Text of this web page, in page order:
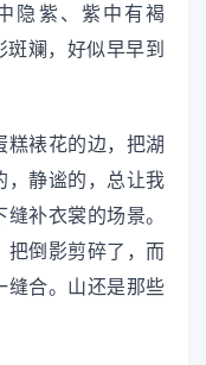
隐紫、紫中有褐
斓，好似早早到
糕裱花的边，把湖
，静谧的，总让我
补衣裳的场景。
把倒影剪碎了，而
缝合。山还是那些